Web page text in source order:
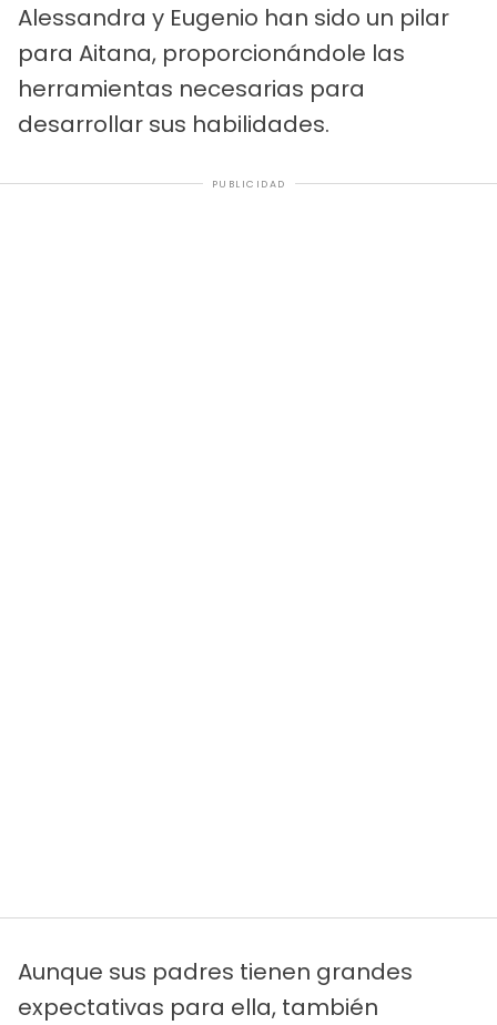
Alessandra y Eugenio han sido un pilar
para Aitana, proporcionándole las
herramientas necesarias para
desarrollar sus habilidades.
PUBLICIDAD
Aunque sus padres tienen grandes
expectativas para ella, también